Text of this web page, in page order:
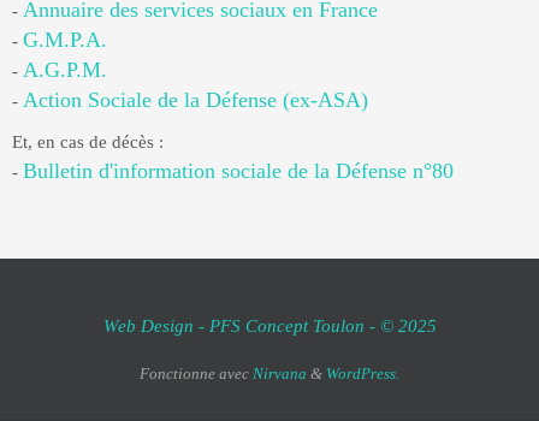
- Annuaire des services sociaux en France
- G.M.P.A.
- A.G.P.M.
- Action Sociale de la Défense (ex-ASA)
Et, en cas de décès :
- Bulletin d'information sociale de la Défense n°80
Web Design - PFS Concept Toulon - © 2025
Fonctionne avec Nirvana & WordPress.